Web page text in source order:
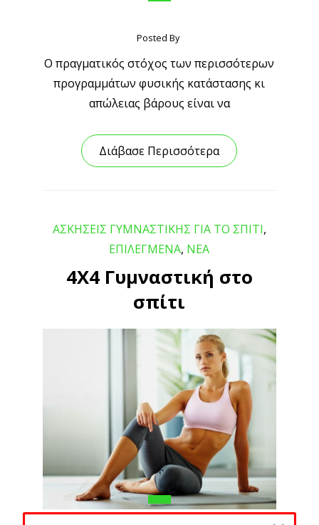
Posted By
Ο πραγματικός στόχος των περισσότερων
προγραμμάτων φυσικής κατάστασης κι
απώλειας βάρους είναι να
Διάβασε Περισσότερα
ΑΣΚΗΣΕΙΣ ΓΥΜΝΑΣΤΙΚΗΣ ΓΙΑ ΤΟ ΣΠΙΤΙ,
ΕΠΙΛΕΓΜΕΝΑ, ΝΕΑ
4Χ4 Γυμναστική στο
σπίτι